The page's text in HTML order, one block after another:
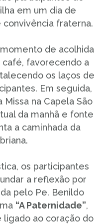
em um dia de
fraterna.
de acolhida
favorecendo a
os laços de
Em seguida,
Missa na Capela São
da manhã e fonte
a caminhada da
os participantes
a reflexão por
pelo Pe. Benildo
“A Paternidade”,
ligado ao coração do